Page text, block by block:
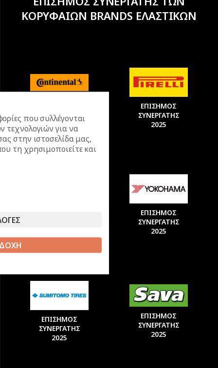
ΚΟΡΥΦΑΙΩΝ BRANDS ΕΛΑΣΤΙΚΩΝ
2025
ΕΠΙΣΗΜΟΣ
ΣΥΝΕΡΓΑΤΗΣ
2025
ΕΠΙΣΗΜΟΣ
ΣΥΝΕΡΓΑΤΗΣ
2025
ΕΠΙΣΗΜΟΣ
ΣΥΝΕΡΓΑΤΗΣ
2025
ΕΠΙΣΗΜΟΣ
ΣΥΝΕΡΓΑΤΗΣ
2025
που συλλέγονται
τεχνολογιών για να
στην ιστοσελίδα μας,
τη χρησιμοποιείτε και